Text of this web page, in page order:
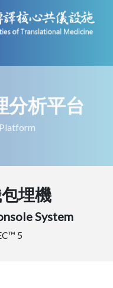
分析平台
埋機
System
5